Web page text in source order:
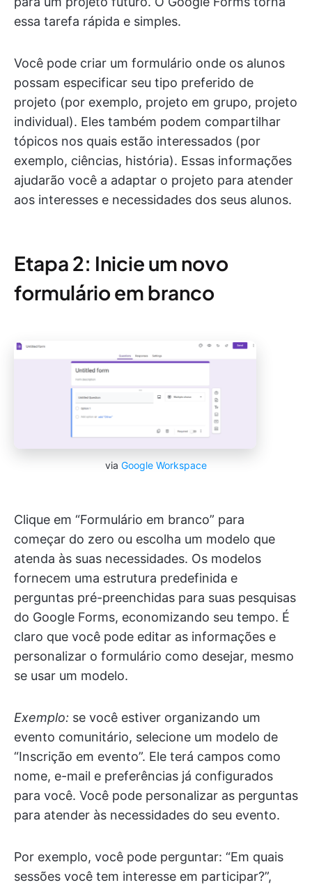
essa tarefa rápida e simples.
Você pode criar um formulário onde os alunos
possam especificar seu tipo preferido de
projeto (por exemplo, projeto em grupo, projeto
individual). Eles também podem compartilhar
tópicos nos quais estão interessados (por
exemplo, ciências, história). Essas informações
ajudarão você a adaptar o projeto para atender
aos interesses e necessidades dos seus alunos.
Etapa 2: Inicie um novo
formulário em branco
via Google Workspace
Clique em “Formulário em branco” para
começar do zero ou escolha um modelo que
atenda às suas necessidades. Os modelos
fornecem uma estrutura predefinida e
perguntas pré-preenchidas para suas pesquisas
do Google Forms, economizando seu tempo. É
claro que você pode editar as informações e
personalizar o formulário como desejar, mesmo
se usar um modelo.
Exemplo: se você estiver organizando um
evento comunitário, selecione um modelo de
“Inscrição em evento”. Ele terá campos como
nome, e-mail e preferências já configurados
para você. Você pode personalizar as perguntas
para atender às necessidades do seu evento.
Por exemplo, você pode perguntar: “Em quais
sessões você tem interesse em participar?”,